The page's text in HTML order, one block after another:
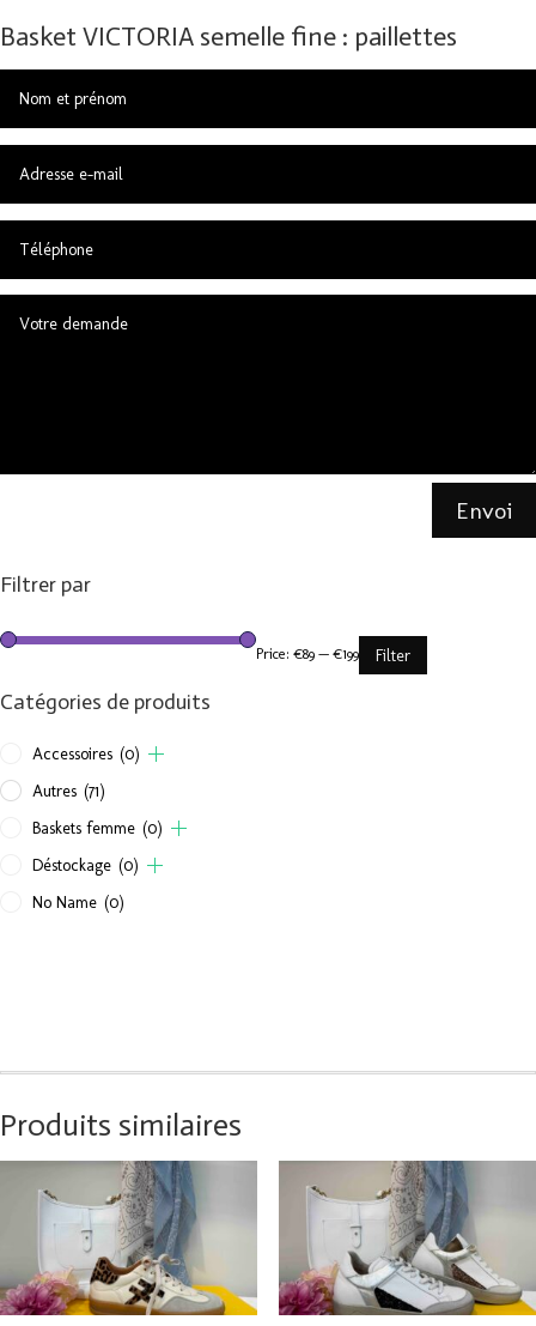
Basket VICTORIA semelle fine : paillettes
Envoi
Filtrer par
Filter
Price: €89 — €199
Catégories de produits
Accessoires (0)
Autres (71)
Baskets femme (0)
Déstockage (0)
No Name (0)
Produits similaires